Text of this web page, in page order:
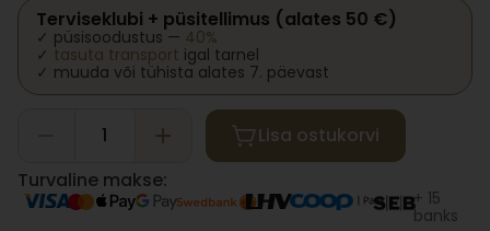
Terviseklubi + püsitellimus (alates 50 €)
✓ püsisoodustus — 40%
✓ tasuta transport igal tarnel
✓ muuda või tühista alates 7. päevast
Lisa ostukorvi
Turvaline makse:
+ 15
banks